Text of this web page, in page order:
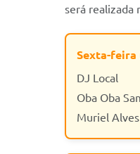
será realizada
Sexta-feira
DJ Local
Oba Oba
Muriel